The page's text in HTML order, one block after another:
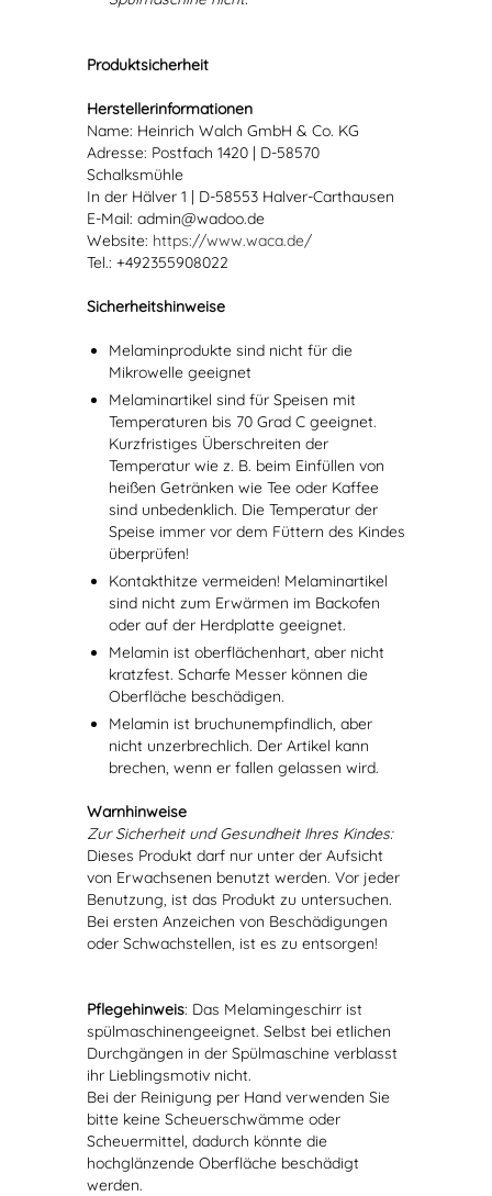
Produktsicherheit
Herstellerinformationen
Name: Heinrich Walch GmbH & Co. KG
Adresse: Postfach 1420 | D-58570
Schalksmühle
In der Hälver 1 | D-58553 Halver-Carthausen
E-Mail: admin@wadoo.de
Website: https://www.waca.de/
Tel.: +492355908022
Sicherheitshinweise
Melaminprodukte sind nicht für die
Mikrowelle geeignet
Melaminartikel sind für Speisen mit
Temperaturen bis 70 Grad C geeignet.
Kurzfristiges Überschreiten der
Temperatur wie z. B. beim Einfüllen von
heißen Getränken wie Tee oder Kaffee
sind unbedenklich. Die Temperatur der
Speise immer vor dem Füttern des Kindes
überprüfen!
Kontakthitze vermeiden! Melaminartikel
sind nicht zum Erwärmen im Backofen
oder auf der Herdplatte geeignet.
Melamin ist oberflächenhart, aber nicht
kratzfest. Scharfe Messer können die
Oberfläche beschädigen.
Melamin ist bruchunempfindlich, aber
nicht unzerbrechlich. Der Artikel kann
brechen, wenn er fallen gelassen wird.
Warnhinweise
Zur Sicherheit und Gesundheit Ihres Kindes:
Dieses Produkt darf nur unter der Aufsicht
von Erwachsenen benutzt werden. Vor jeder
Benutzung, ist das Produkt zu untersuchen.
Bei ersten Anzeichen von Beschädigungen
oder Schwachstellen, ist es zu entsorgen!
Pflegehinweis: Das Melamingeschirr ist
spülmaschinengeeignet. Selbst bei etlichen
Durchgängen in der Spülmaschine verblasst
ihr Lieblingsmotiv nicht.
Bei der Reinigung per Hand verwenden Sie
bitte keine Scheuerschwämme oder
Scheuermittel, dadurch könnte die
hochglänzende Oberfläche beschädigt
werden.